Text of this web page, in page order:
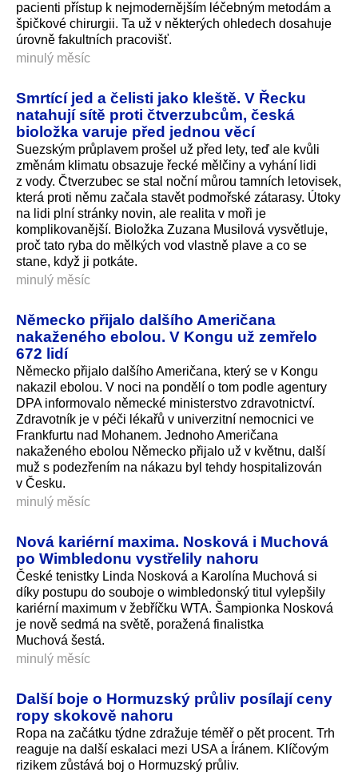
pacienti přístup k nejmodernějším léčebným metodám a
špičkové chirurgii. Ta už v některých ohledech dosahuje
úrovně fakultních pracovišť.
minulý měsíc
Smrtící jed a čelisti jako kleště. V Řecku
natahují sítě proti čtverzubcům, česká
bioložka varuje před jednou věcí
Suezským průplavem prošel už před lety, teď ale kvůli
změnám klimatu obsazuje řecké mělčiny a vyhání lidi
z vody. Čtverzubec se stal noční můrou tamních letovisek,
která proti němu začala stavět podmořské zátarasy. Útoky
na lidi plní stránky novin, ale realita v moři je
komplikovanější. Bioložka Zuzana Musilová vysvětluje,
proč tato ryba do mělkých vod vlastně plave a co se
stane, když ji potkáte.
minulý měsíc
Německo přijalo dalšího Američana
nakaženého ebolou. V Kongu už zemřelo
672 lidí
Německo přijalo dalšího Američana, který se v Kongu
nakazil ebolou. V noci na pondělí o tom podle agentury
DPA informovalo německé ministerstvo zdravotnictví.
Zdravotník je v péči lékařů v univerzitní nemocnici ve
Frankfurtu nad Mohanem. Jednoho Američana
nakaženého ebolou Německo přijalo už v květnu, další
muž s podezřením na nákazu byl tehdy hospitalizován
v Česku.
minulý měsíc
Nová kariérní maxima. Nosková i Muchová
po Wimbledonu vystřelily nahoru
České tenistky Linda Nosková a Karolína Muchová si
díky postupu do souboje o wimbledonský titul vylepšily
kariérní maximum v žebříčku WTA. Šampionka Nosková
je nově sedmá na světě, poražená finalistka
Muchová šestá.
minulý měsíc
Další boje o Hormuzský průliv posílají ceny
ropy skokově nahoru
Ropa na začátku týdne zdražuje téměř o pět procent. Trh
reaguje na další eskalaci mezi USA a Íránem. Klíčovým
rizikem zůstává boj o Hormuzský průliv.